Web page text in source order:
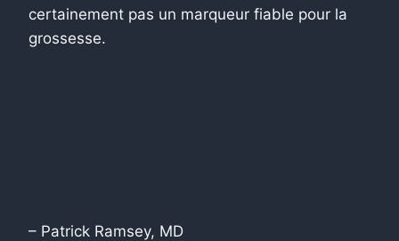
certainement pas un marqueur fiable pour la
grossesse.
– Patrick Ramsey, MD